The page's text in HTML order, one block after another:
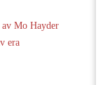
av Mo Hayder
era